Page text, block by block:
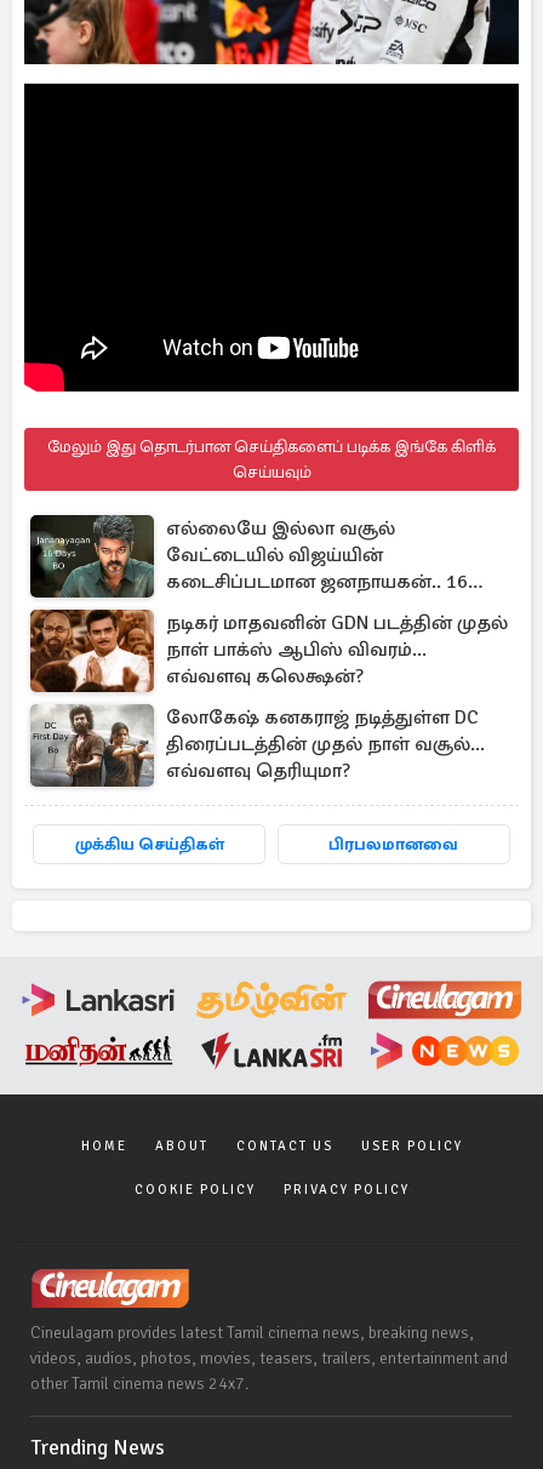
மேலும் இது தொடர்பான செய்திகளைப் படிக்க இங்கே கிளிக்
செய்யவும்
எல்லையே இல்லா வசூல்
வேட்டையில் விஜய்யின்
கடைசிப்படமான ஜனநாயகன்.. 16
நாள் பாக்ஸ் ஆபிஸ்
நடிகர் மாதவனின் GDN படத்தின் முதல்
நாள் பாக்ஸ் ஆபிஸ் விவரம்...
எவ்வளவு கலெக்ஷன்?
லோகேஷ் கனகராஜ் நடித்துள்ள DC
திரைப்படத்தின் முதல் நாள் வசூல்...
எவ்வளவு தெரியுமா?
முக்கிய செய்திகள் பிரபலமானவை
HOME ABOUT CONTACT US USER POLICY
COOKIE POLICY PRIVACY POLICY
Cineulagam provides latest Tamil cinema news, breaking news,
videos, audios, photos, movies, teasers, trailers, entertainment and
other Tamil cinema news 24x7.
Trending News